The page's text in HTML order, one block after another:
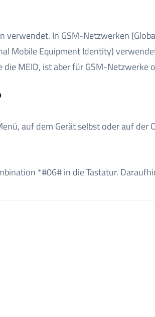
verwendet. In GSM-Netzwerken
Mobile Equipment Identity)
MEID, ist aber für GSM-Netzwerke
auf dem Gerät selbst oder auf der
*#06# in die Tastatur.